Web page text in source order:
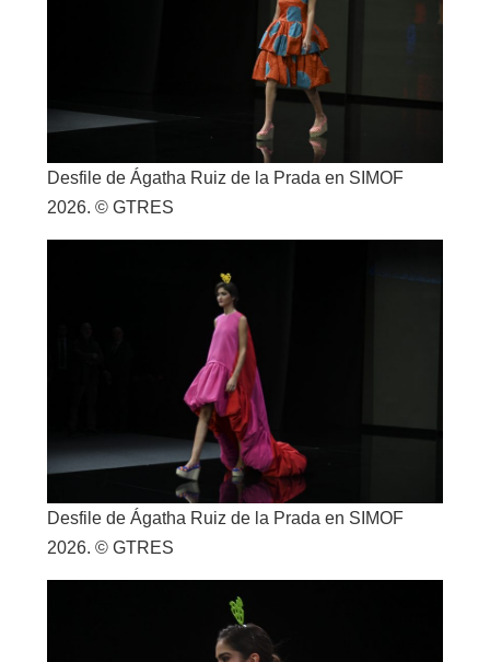
Desfile de Ágatha Ruiz de la Prada en SIMOF
2026. © GTRES
Desfile de Ágatha Ruiz de la Prada en SIMOF
2026. © GTRES